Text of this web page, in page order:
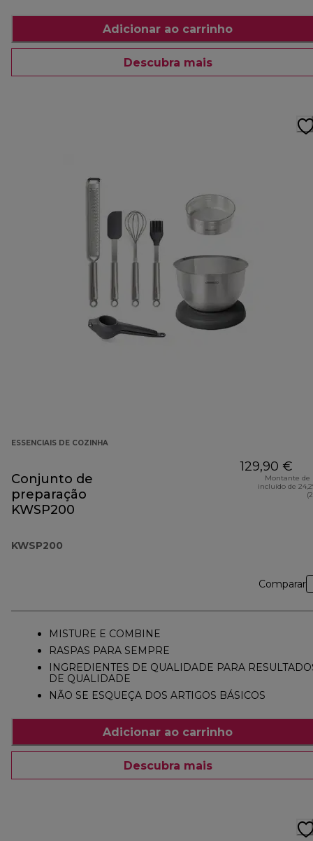
Adicionar ao carrinho
Descubra mais
ESSENCIAIS DE COZINHA
Conjunto de
preparação
KWSP200
KWSP200
129,90 €
Montante de
incluído de
Comparar
MISTURE E COMBINE
RASPAS PARA SEMPRE
INGREDIENTES DE QUALIDADE PARA
DE QUALIDADE
NÃO SE ESQUEÇA DOS ARTIGOS BÁSICOS
Adicionar ao carrinho
Descubra mais